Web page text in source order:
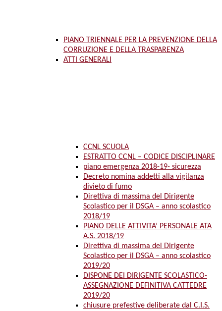
PIANO TRIENNALE PER LA PREVENZIONE DELLA
CORRUZIONE E DELLA TRASPARENZA
ATTI GENERALI
CCNL SCUOLA
ESTRATTO CCNL – CODICE DISCIPLINARE
piano emergenza 2018-19- sicurezza
Decreto nomina addetti alla vigilanza
divieto di fumo
Direttiva di massima del Dirigente
Scolastico per il DSGA – anno scolastico
2018/19
PIANO DELLE ATTIVITA’ PERSONALE ATA
A.S. 2018/19
Direttiva di massima del Dirigente
Scolastico per il DSGA – anno scolastico
2019/20
DISPONE DEI DIRIGENTE SCOLASTICO-
ASSEGNAZIONE DEFINITIVA CATTEDRE
2019/20
chiusure prefestive deliberate dal C.I.S.